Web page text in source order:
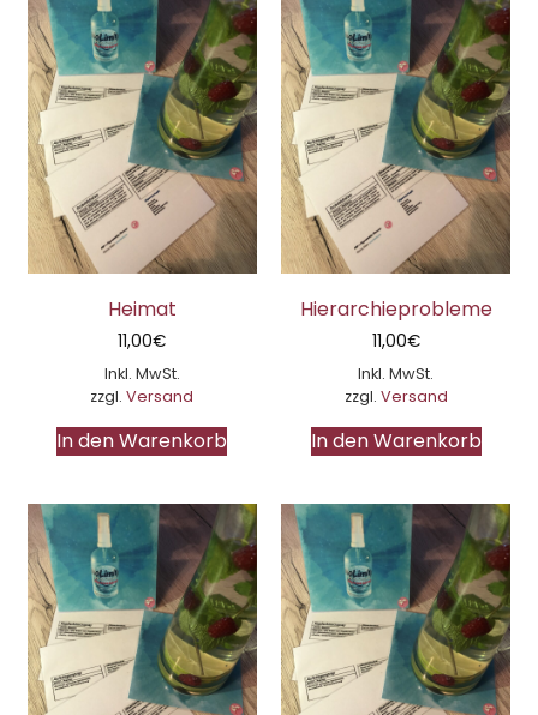
Heimat
11,00€
Inkl. MwSt.
zzgl.Versand
In den Warenkorb
Hierarchieprobleme
11,00€
Inkl. MwSt.
zzgl. Versand
In den Warenkorb